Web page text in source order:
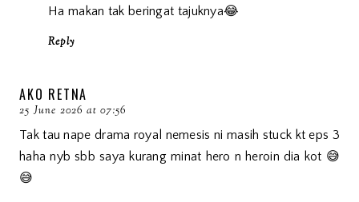
Ha makan tak beringat tajuknya😂
Reply
AKO RETNA
25 June 2026 at 07:56
Tak tau nape drama royal nemesis ni masih stuck kt eps 3
haha nyb sbb saya kurang minat hero n heroin dia kot 😅
😅